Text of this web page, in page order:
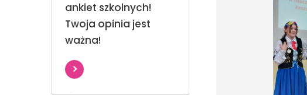
ankiet szkolnych!
Twoja opinia jest
ważna!